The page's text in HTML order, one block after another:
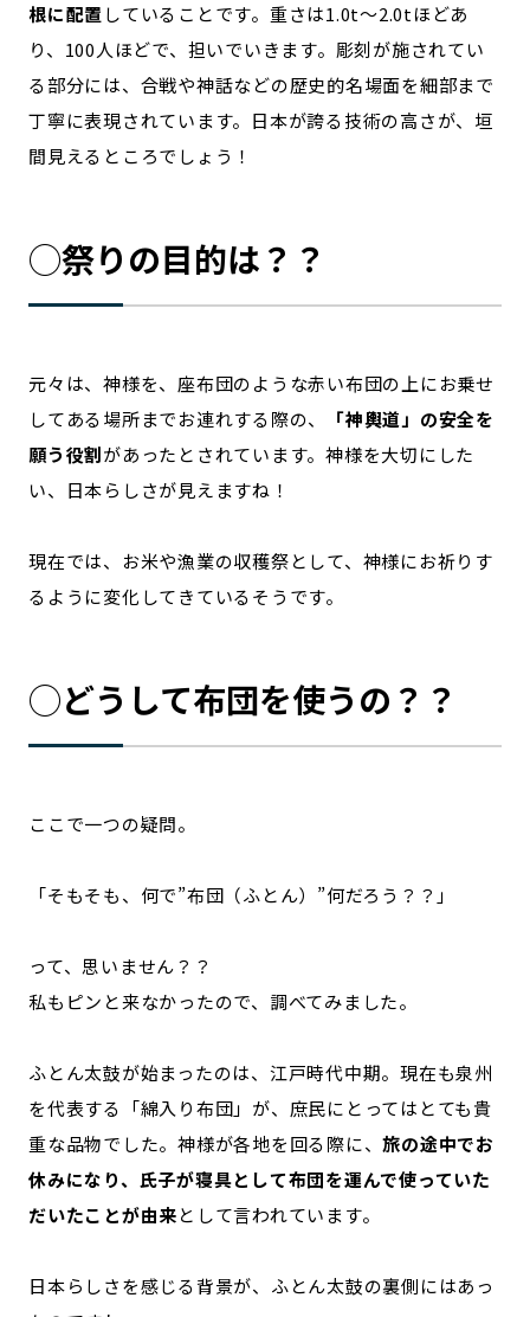
根に配置していることです。重さは1.0t〜2.0tほどあ
り、100人ほどで、担いでいきます。彫刻が施されてい
る部分には、合戦や神話などの歴史的名場面を細部まで
丁寧に表現されています。日本が誇る技術の高さが、垣
間見えるところでしょう！
◯祭りの目的は？？
元々は、神様を、座布団のような赤い布団の上にお乗せ
してある場所までお連れする際の、
「神輿道」の安全を
願う役割があったとされています。神様を大切にした
い、日本らしさが見えますね！
現在では、お米や漁業の収穫祭として、神様にお祈りす
るように変化してきているそうです。
◯どうして布団を使うの？？
ここで一つの疑問。
「そもそも、何で”布団（ふとん）”何だろう？？」
って、思いません？？
私もピンと来なかったので、調べてみました。
ふとん太鼓が始まったのは、江戸時代中期。現在も泉州
を代表する「綿入り布団」が、庶民にとってはとても貴
重な品物でした。神様が各地を回る際に、旅の途中でお
休みになり、氏子が寝具として布団を運んで使っていた
だいたことが由来として言われています。
日本らしさを感じる背景が、ふとん太鼓の裏側にはあっ